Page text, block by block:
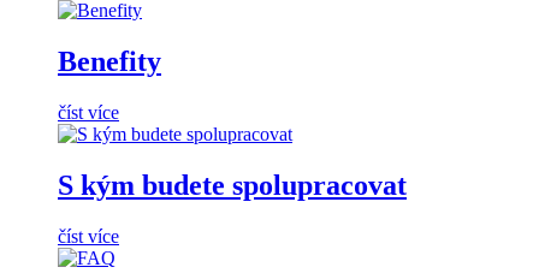
Benefity
číst více
S kým budete spolupracovat
číst více